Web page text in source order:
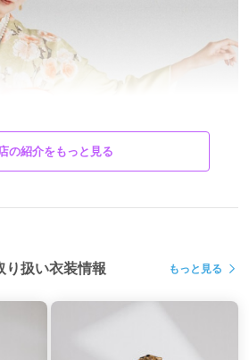
の紹介をもっと見る
り扱い衣装情報 もっと見る